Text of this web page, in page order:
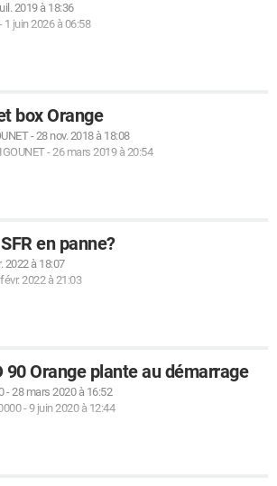
2019 à 18:36
1 juin 2026 à 06:58
box Orange
-28 nov. 2018 à 18:08
-26 mars 2019 à 20:54
en panne?
2022 à 18:07
2022 à 21:03
90 Orange plante au démarrage
-28 mars 2020 à 16:52
-9 juin 2020 à 12:44